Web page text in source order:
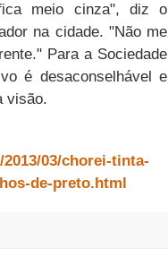
meio cinza", diz o
na cidade. "Não me
Para a Sociedade
é desaconselhável e
visão.
03/chorei-tinta-
de-preto.html